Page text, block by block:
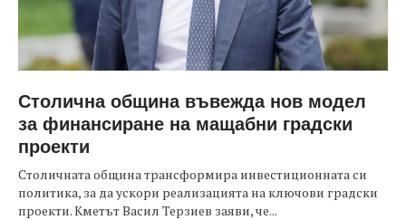
Столична община въвежда нов модел
за финансиране на мащабни градски
проекти
Столичната община трансформира инвестиционната си
политика, за да ускори реализацията на ключови градски
проекти. Кметът Васил Терзиев заяви, че...